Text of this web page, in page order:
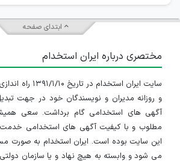
کارشناس فروش-مهندس مکانیک
۴ سال پیش
مسئول دفتر خانم
تهران
۴ سال پیش
ابتدای صفحه
مختصری درباره ایران استخدام
سایت ایران
و روزانه مدیران و نویسندگان خود در جهت
آگهی های استخدامی گام برداشت. سعی
مطلوب و با کیفیت آگهی های استخدامی خدمت
این سایت بوده است. ایران استخدام به صورت
می شود و وابسته به هیچ نهاد و یا سازمان